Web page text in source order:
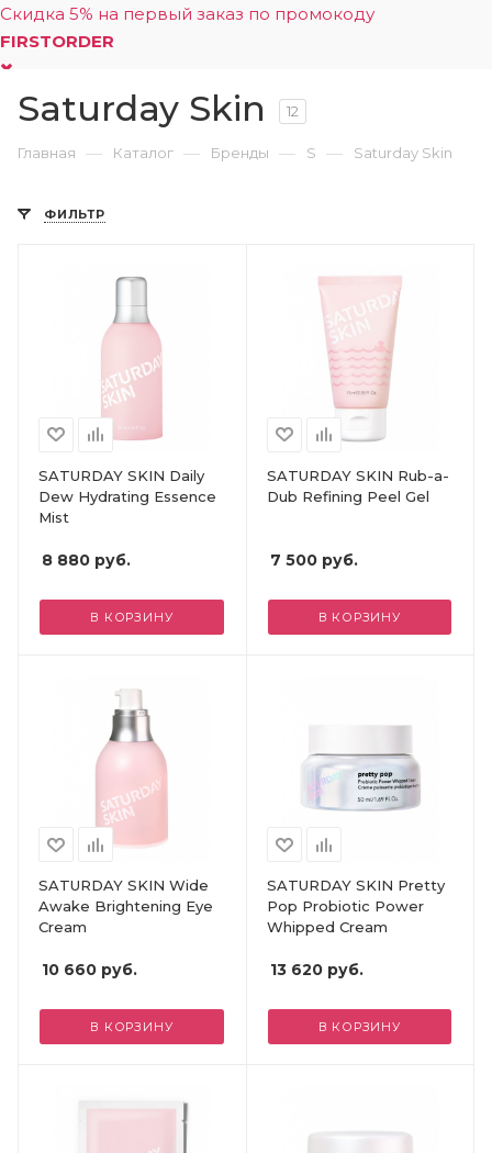
Скидка 5% на первый заказ по промокоду
FIRSTORDER
Saturday Skin 12
Главная — Каталог — Бренды — S — Saturday Skin
ФИЛЬТР
SATURDAY SKIN Daily
Dew Hydrating Essence
Mist
8 880 руб.
В КОРЗИНУ
SATURDAY SKIN Rub-a-
Dub Refining Peel Gel
7 500руб.
В КОРЗИНУ
SATURDAY SKIN Wide
Awake Brightening Eye
Cream
10 660 руб.
В КОРЗИНУ
SATURDAY SKIN Pretty
Pop Probiotic Power
Whipped Cream
13 620руб.
В КОРЗИНУ